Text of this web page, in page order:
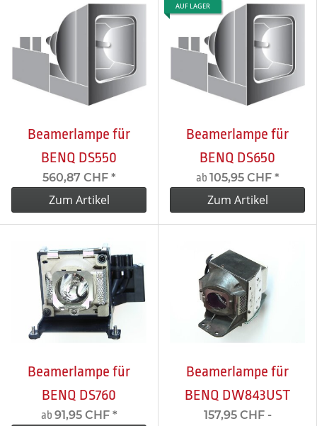
Beamerlampe für
BENQ DS550
560,87 CHF *
Zum Artikel
AUF LAGER
Beamerlampe für
BENQ DS650
ab 105,95 CHF *
Zum Artikel
Beamerlampe für
BENQ DS760
ab 91,95 CHF *
Beamerlampe für
BENQ DW843UST
157,95 CHF -